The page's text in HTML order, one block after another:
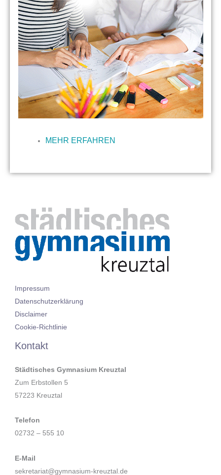
MEHR ERFAHREN
Impressum
Datenschutzerklärung
Disclaimer
Cookie-Richtlinie
Kontakt
Städtisches Gymnasium Kreuztal
Zum Erbstollen 5
57223 Kreuztal
Telefon
02732 – 555 10
E-Mail
sekretariat@gymnasium-kreuztal.de